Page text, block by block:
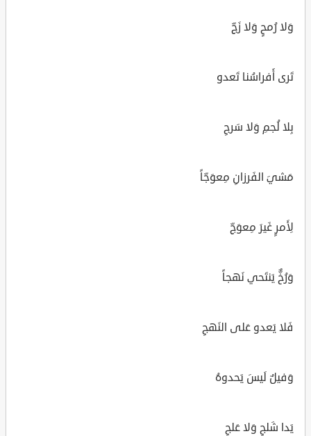
وَلا رُمحٍ وَلا زَجِّ
تَرى أَفراسُنا تَعدو
بِلا لُجمِ وَلا سَرجِ
مَشيَ الفَرزانِ مِعوَجّاً
لِأَمرٍ غَيرَ مِعوَجِّ
وَرُخٌّ يَنتَحي نَهجاً
فَلا يَعدو عَلى النَهجِ
وَفيلٌ لَيسَ يَحدوهُ
يَدا شَلجٍ وَلا عَلجِ